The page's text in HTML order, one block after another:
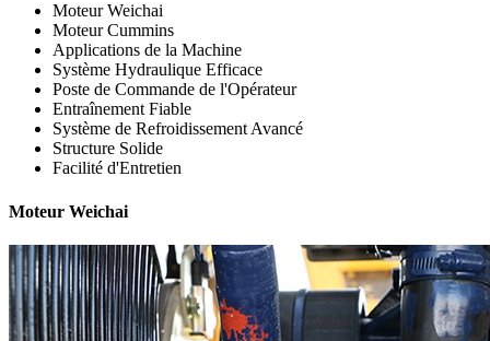
Moteur Weichai
Moteur Cummins
Applications de la Machine
Système Hydraulique Efficace
Poste de Commande de l'Opérateur
Entraînement Fiable
Système de Refroidissement Avancé
Structure Solide
Facilité d'Entretien
Moteur Weichai